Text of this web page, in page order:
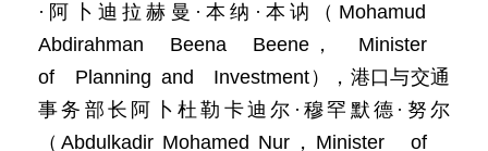
·阿卜迪拉赫曼·本纳·本讷（Mohamud
Abdirahman Beena Beene， Minister
of Planning and Investment），港口与交通
事务部长阿卜杜勒卡迪尔·穆罕默德·努尔
（Abdulkadir Mohamed Nur，Minister of